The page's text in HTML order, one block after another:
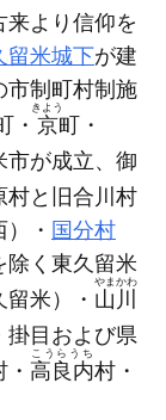
来より信仰を
留米城下が建
市制町村制施
・ 京
きよう
町・
市が成立、御
村と旧合川村
・ 国分村
除く東久留米
米）
・ 山川
やまかわ
掛目および県
高良内
こうらうち
村・